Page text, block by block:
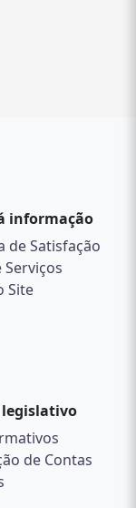
informação
de Satisfação
Serviços
Site
de Contas